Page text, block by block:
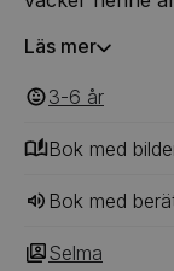
varför är Selma
Läs mer
3-6 ‎‎ år
Bok med
Bok med
Selma